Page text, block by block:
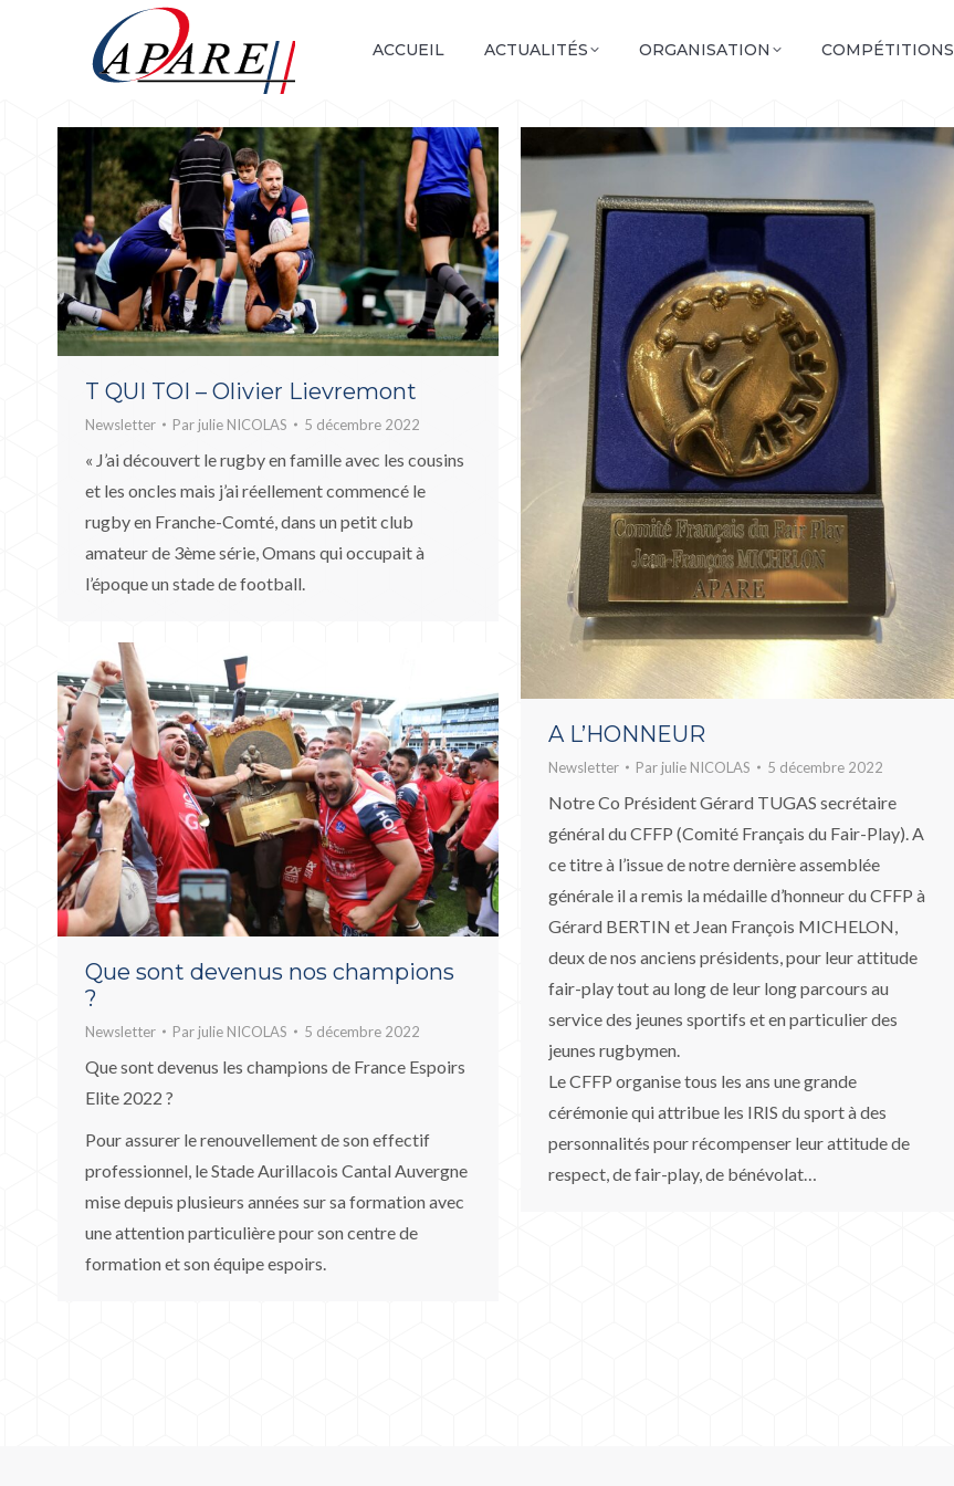
ACCUEIL ACTUALITÉS ORGANISATION COMPÉTITIONS
T QUI TOI – Olivier Lievremont
Newsletter Par julie NICOLAS 5 décembre 2022
« J’ai découvert le rugby en famille avec les cousins
et les oncles mais j’ai réellement commencé le
rugby en Franche-Comté, dans un petit club
amateur de 3ème série, Omans qui occupait à
l’époque un stade de football.
A L’HONNEUR
Newsletter Par julie NICOLAS 5 décembre 2022
Notre Co Président Gérard TUGAS secrétaire
général du CFFP (Comité Français du Fair-Play). A
ce titre à l’issue de notre dernière assemblée
générale il a remis la médaille d’honneur du CFFP à
Gérard BERTIN et Jean François MICHELON,
deux de nos anciens présidents, pour leur attitude
fair-play tout au long de leur long parcours au
service des jeunes sportifs et en particulier des
jeunes rugbymen.
Le CFFP organise tous les ans une grande
cérémonie qui attribue les IRIS du sport à des
personnalités pour récompenser leur attitude de
respect, de fair-play, de bénévolat…
Que sont devenus nos champions
?
Newsletter Par julie NICOLAS 5 décembre 2022
Que sont devenus les champions de France Espoirs
Elite 2022 ?
Pour assurer le renouvellement de son effectif
professionnel, le Stade Aurillacois Cantal Auvergne
mise depuis plusieurs années sur sa formation avec
une attention particulière pour son centre de
formation et son équipe espoirs.